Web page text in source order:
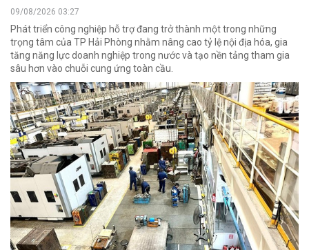
09/08/2026 03:27
Phát triển công nghiệp hỗ trợ đang trở thành một trong những
trọng tâm của TP Hải Phòng nhằm nâng cao tỷ lệ nội địa hóa, gia
tăng năng lực doanh nghiệp trong nước và tạo nền tảng tham gia
sâu hơn vào chuỗi cung ứng toàn cầu.